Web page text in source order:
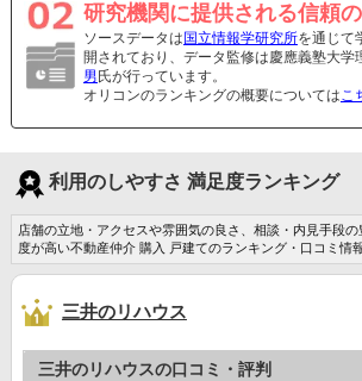
研究機関に提供される信頼
ソースデータは 国立情報学研究所を通じて
開されており、データ監修は慶應義塾大学
男 氏が行っています。
オリコンのランキングの概要についてはこ
利用のしやすさ 満足度ランキング
店舗の立地・アクセスや雰囲気の良さ、相談・内見手段
度が高い不動産仲介 購入 戸建てのランキング・口コミ情報
三井のリハウス
三井のリハウスの口コミ・評判